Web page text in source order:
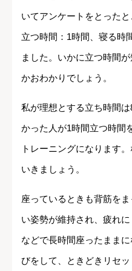
いてアンケートをとったと
立つ時間：1時間、寝る時
ました。いかに立つ時間
かおわかりでしょう。
私が理想とする立ち時間
かった人が1時間立つ時間
トレーニングになります
いきましょう。
座っているときも背筋を
い姿勢が維持され、疲れ
などで長時間座ったまま
びをして、ときどきリセッ